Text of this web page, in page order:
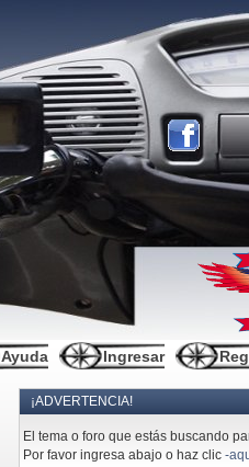
Ayuda Ingresar
¡ADVERTENCIA!
El tema o foro que estás buscando
Por favor ingresa abajo o haz clic-